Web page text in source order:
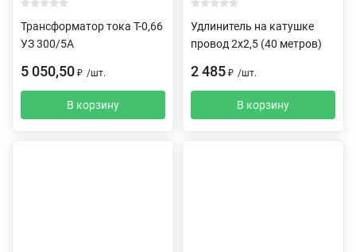
Трансформатор тока Т-0,66
УЗ 300/5А
5 050,50 ₽ /шт.
В корзину
Удлинитель на катушке
провод 2х2,5 (40 метров)
2 485 ₽ /шт.
В корзину